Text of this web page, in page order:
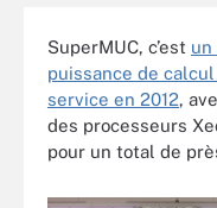
SuperMUC, c’est
puissance de
service en 2012,
des processeurs
pour un total de